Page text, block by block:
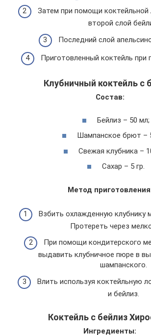
Затем при помощи коктейльной
второй слой
Последний слой
Приготовленный коктейль при
Клубничный коктейль с
Состав:
Бейлиз – 50 мл;
Шампанское брют –
Свежая клубника –
Сахар – 5 гр.
Метод
Взбить охлажденную клубнику
Протереть через
При помощи кондитерского
выдавить клубничное пюре в
шампанского.
Влить используя коктейльную
и бейлиз.
Коктейль с бейлиз
Ингредиенты: